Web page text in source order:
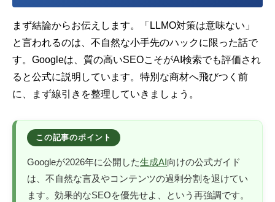
まず結論からお伝えします。「LLMO対策は意味ない」
と言われるのは、不自然な小手先のハックに限った話で
す。Googleは、質の高いSEOこそがAI検索でも評価され
ると公式に説明しています。特別な商材へ飛びつく前
に、まず線引きを整理していきましょう。
Googleが2026年に公開した生成AI向けの公式ガイド
は、不自然な言及やコンテンツの過剰分割を退けてい
ます。効果的なSEOを優先せよ、という再強調です。